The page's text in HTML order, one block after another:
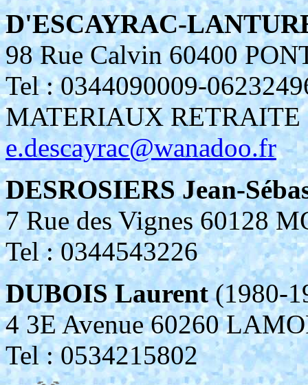
D'ESCAYRAC-
98 Rue Calvin 60400
Tel : 0344090009-
MATERIAUX RETRAITE
e.descayrac@wanadoo.fr
DESROSIERS Jean-
7 Rue des Vignes 60128
Tel : 0344543226
DUBOIS Laurent(1980-
4 3E Avenue 60260
Tel : 0534215802